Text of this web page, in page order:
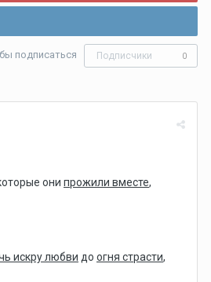
подписаться Подписчики 0
они прожили вместе,
искру любви до огня страсти,